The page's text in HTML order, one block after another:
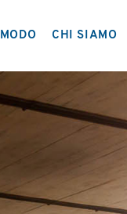
NETWORK
CHI SIAMO